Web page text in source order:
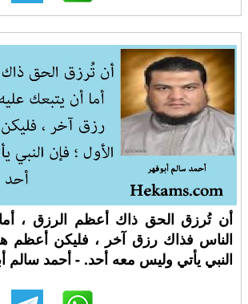
أن تُرزق الحق ذاك أعظم الرزق ،
الناس فذاك رزق آخر ، فليكن أعظم
النبي يأتي وليس معه أحد. - أحمد سالم